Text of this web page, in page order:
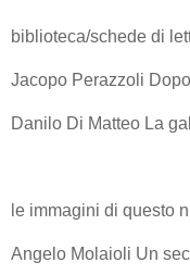
biblioteca/schede di
Jacopo Perazzoli
Danilo Di Matteo La
le immagini di questo
Angelo Molaioli Un